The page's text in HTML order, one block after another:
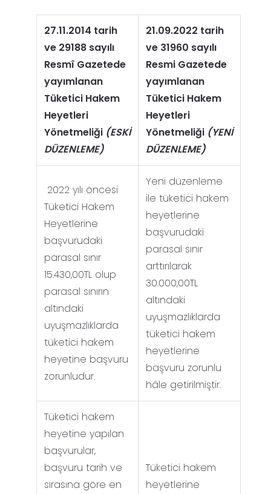
27.11.2014 tarih
ve 29188 sayılı
Resmî Gazetede
yayımlanan
Tüketici Hakem
Heyetleri
Yönetmeliği (ESKİ
DÜZENLEME)
21.09.2022 tarih
ve 31960 sayılı
Resmi Gazetede
yayımlanan
Tüketici Hakem
Heyetleri
Yönetmeliği (YENİ
DÜZENLEME)
2022 yılı öncesi
Tüketici Hakem
Heyetlerine
başvurudaki
parasal sınır
15.430,00TL olup
parasal sınırın
altındaki
uyuşmazlıklarda
tüketici hakem
heyetine başvuru
zorunludur.
Yeni düzenleme
ile tüketici hakem
heyetlerine
başvurudaki
parasal sınır
arttırılarak
30.000,00TL
altındaki
uyuşmazlıklarda
tüketici hakem
heyetlerine
başvuru zorunlu
hâle getirilmiştir.
Tüketici hakem
heyetine yapılan
başvurular,
başvuru tarih ve
sırasına göre en
Tüketici hakem
heyetlerine